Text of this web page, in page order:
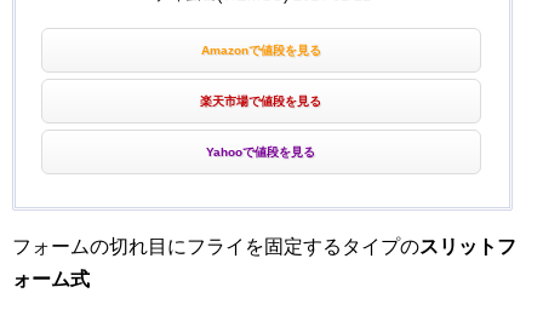
Amazonで値段を見る
楽天市場で値段を見る
Yahooで値段を見る
フォームの切れ目にフライを固定するタイプのスリットフ
ォーム式